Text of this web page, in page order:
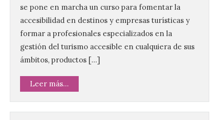
se pone en marcha un curso para fomentar la
accesibilidad en destinos y empresas turísticas y
formar a profesionales especializados en la
gestión del turismo accesible en cualquiera de sus
ámbitos, productos […]
Leer más...